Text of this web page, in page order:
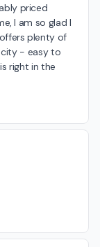
priced
I am so glad I
plenty of
city - easy to
right in the